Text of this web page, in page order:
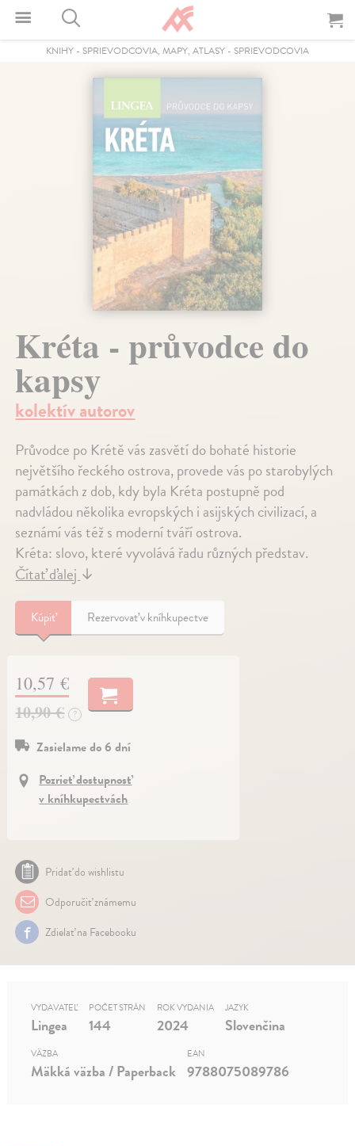
KNIHY - SPRIEVODCOVIA, MAPY, ATLASY - SPRIEVODCOVIA
Kréta - průvodce do
kapsy
kolektív autorov
Průvodce po Krétě vás zasvětí do bohaté historie
největšího řeckého ostrova, provede vás po starobylých
památkách z dob, kdy byla Kréta postupně pod
nadvládou několika evropských i asijských civilizací, a
seznámí vás též s moderní tváří ostrova.
Kréta: slovo, které vyvolává řadu různých představ.
Čítať ďalej↓
Kúpiť Rezervovať v kníhkupectve
10,57 €
10,90 €
?
Zasielame do 6 dní
Pozrieť dostupnosť
v kníhkupectvách
Pridať do wishlistu
Odporučiť známemu
Zdielať na Facebooku
VYDAVATEĽ
Lingea
POČET STRÁN
144
ROK VYDANIA
2024
JAZYK
Slovenčina
VÄZBA
Mäkká väzba / Paperback
EAN
9788075089786